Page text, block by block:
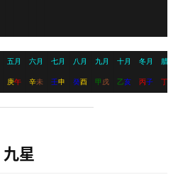
五月 六月 七月 八月 九月 十月 冬月 腊月
庚午 辛未 壬申 癸酉 甲 戌 乙亥 丙子 丁
九星